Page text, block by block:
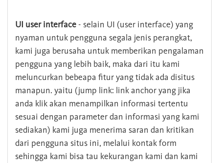
UI user interface - selain UI (user interface) yang
nyaman untuk pengguna segala jenis perangkat,
kami juga berusaha untuk memberikan pengalaman
pengguna yang lebih baik, maka dari itu kami
meluncurkan bebeapa fitur yang tidak ada disitus
manapun. yaitu (jump link: link anchor yang jika
anda klik akan menampilkan informasi tertentu
sesuai dengan parameter dan informasi yang kami
sediakan) kami juga menerima saran dan kritikan
dari pengguna situs ini, melalui kontak form
sehingga kami bisa tau kekurangan kami dan kami